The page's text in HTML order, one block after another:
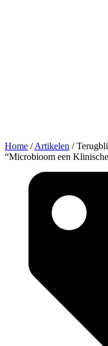
Home /Artikelen /
“Microbioom een